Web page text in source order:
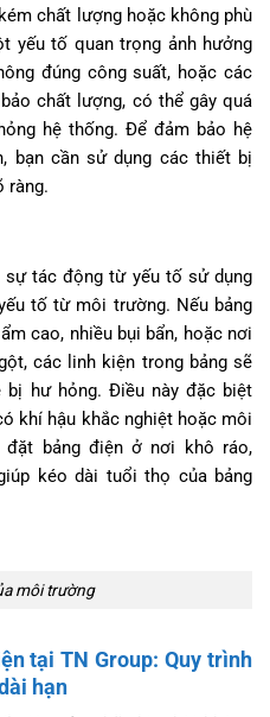
chất lượng hoặc không phù
yếu tố quan trọng ảnh hưởng
đúng công suất, hoặc các
chất lượng, có thể gây quá
hệ thống. Để đảm bảo hệ
bạn cần sử dụng các thiết bị
ràng.
sự tác động từ yếu tố sử dụng
tố từ môi trường. Nếu bảng
cao, nhiều bụi bẩn, hoặc nơi
các linh kiện trong bảng sẽ
bị hư hỏng. Điều này đặc biệt
khí hậu khắc nghiệt hoặc môi
đặt bảng điện ở nơi khô ráo,
kéo dài tuổi thọ của bảng
môi trường
tại TN Group: Quy trình
hạn